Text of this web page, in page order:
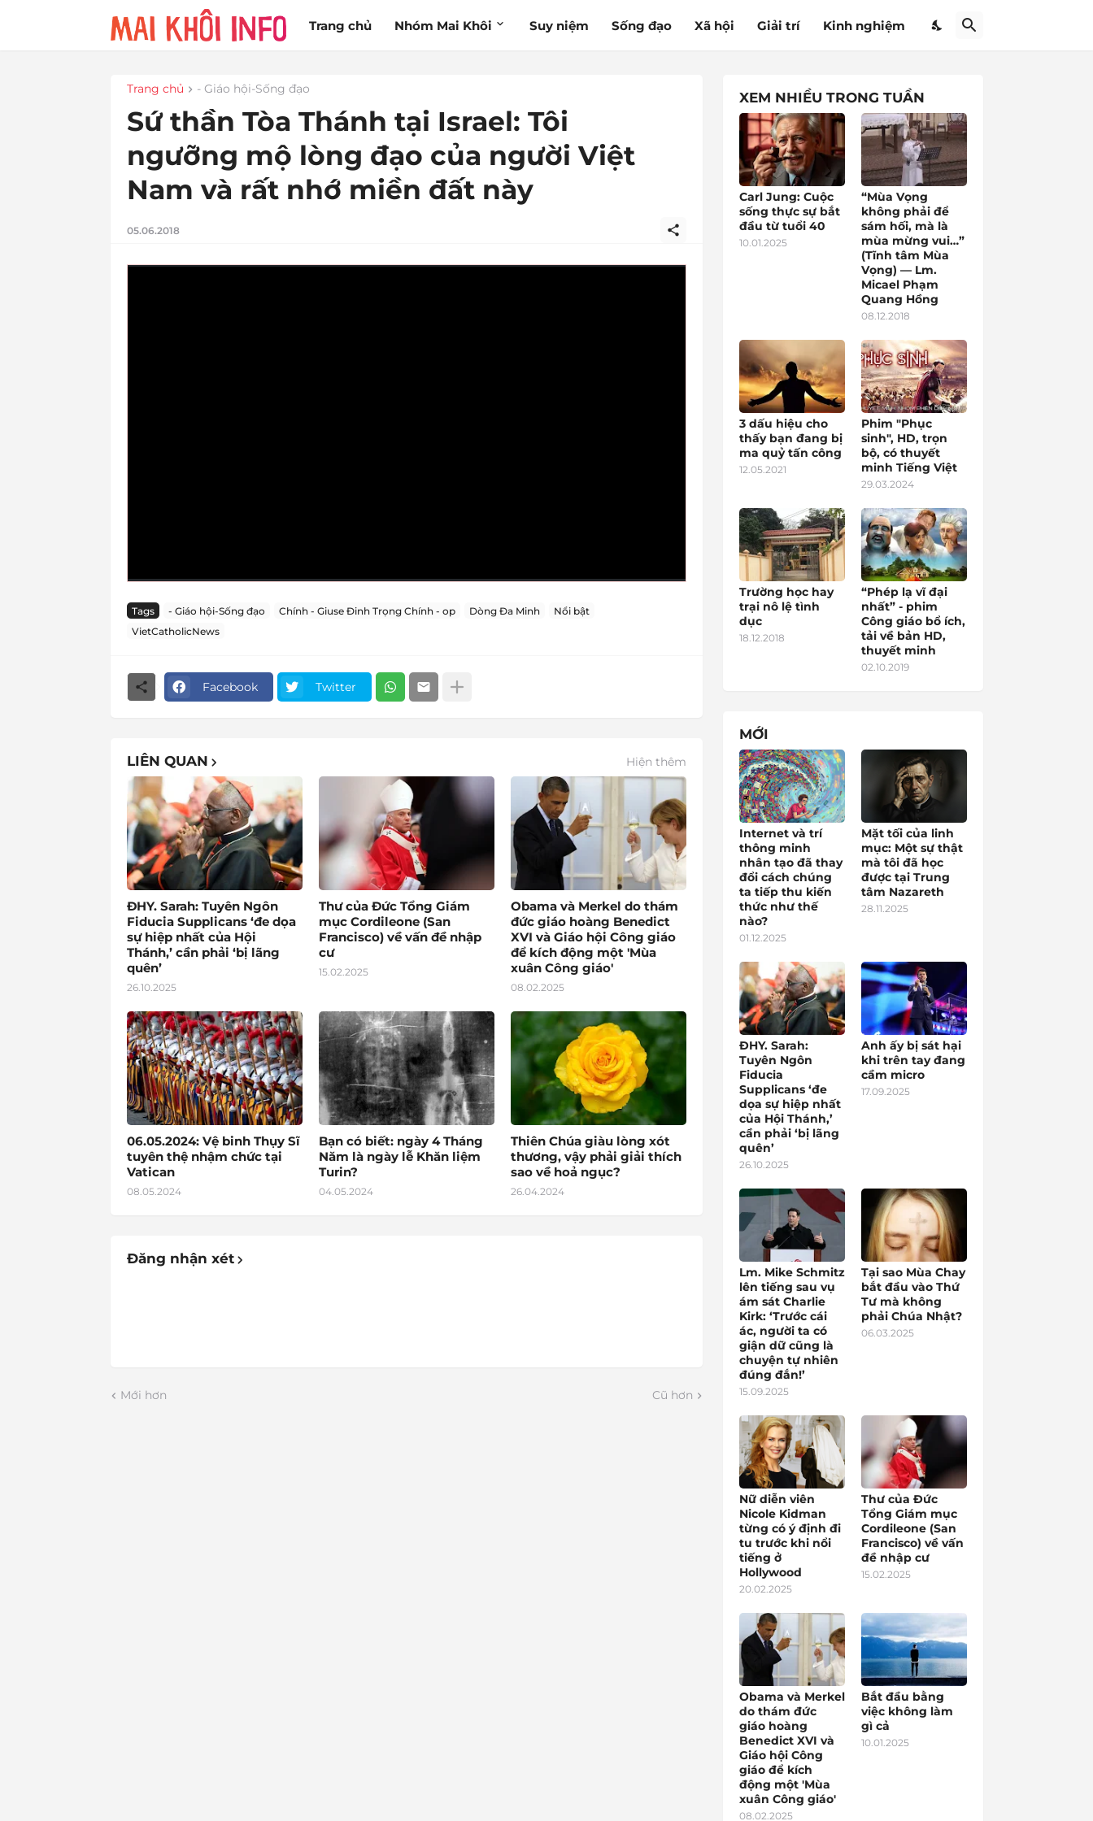
Trang chủ Nhóm Mai Khôi Suy niệm Sống đạo Xã hội Giải trí Kinh nghiệm
Trang chủ - Giáo hội-Sống đạo
Sứ thần Tòa Thánh tại Israel: Tôi
ngưỡng mộ lòng đạo của người Việt
Nam và rất nhớ miền đất này
05.06.2018
Tags - Giáo hội-Sống đạo Chính - Giuse Đinh Trọng Chính - op Dòng Đa Minh
Nổi bật
VietCatholicNews
Facebook Twitter
LIÊN QUAN Hiện thêm
ĐHY. Sarah: Tuyên Ngôn
Fiducia Supplicans ‘đe dọa
sự hiệp nhất của Hội
Thánh,’ cần phải ‘bị lãng
quên’
26.10.2025
Thư của Đức Tổng Giám
mục Cordileone (San
Francisco) về vấn đề nhập
cư
15.02.2025
Obama và Merkel do thám
đức giáo hoàng Benedict
XVI và Giáo hội Công giáo
để kích động một 'Mùa
xuân Công giáo'
08.02.2025
06.05.2024: Vệ binh Thụy Sĩ
tuyên thệ nhậm chức tại
Vatican
08.05.2024
Bạn có biết: ngày 4 Tháng
Năm là ngày lễ Khăn liệm
Turin?
04.05.2024
Thiên Chúa giàu lòng xót
thương, vậy phải giải thích
sao về hoả ngục?
26.04.2024
Đăng nhận xét
Mới hơn Cũ hơn
XEM NHIỀU TRONG TUẦN
Carl Jung: Cuộc
sống thực sự bắt
đầu từ tuổi 40
10.01.2025
“Mùa Vọng
không phải để
sám hối, mà là
mùa mừng vui…”
(Tĩnh tâm Mùa
Vọng) — Lm.
Micael Phạm
Quang Hồng
08.12.2018
3 dấu hiệu cho
thấy bạn đang bị
ma quỷ tấn công
12.05.2021
Phim "Phục
sinh", HD, trọn
bộ, có thuyết
minh Tiếng Việt
29.03.2024
Trường học hay
trại nô lệ tình
dục
18.12.2018
“Phép lạ vĩ đại
nhất” - phim
Công giáo bổ ích,
tải về bản HD,
thuyết minh
02.10.2019
MỚI
Internet và trí
thông minh
nhân tạo đã thay
đổi cách chúng
ta tiếp thu kiến
thức như thế
nào?
01.12.2025
Mặt tối của linh
mục: Một sự thật
mà tôi đã học
được tại Trung
tâm Nazareth
28.11.2025
ĐHY. Sarah:
Tuyên Ngôn
Fiducia
Supplicans ‘đe
dọa sự hiệp nhất
của Hội Thánh,’
cần phải ‘bị lãng
quên’
26.10.2025
Anh ấy bị sát hại
khi trên tay đang
cầm micro
17.09.2025
Lm. Mike Schmitz
lên tiếng sau vụ
ám sát Charlie
Kirk: ‘Trước cái
ác, người ta có
giận dữ cũng là
chuyện tự nhiên
đúng đắn!’
15.09.2025
Tại sao Mùa Chay
bắt đầu vào Thứ
Tư mà không
phải Chúa Nhật?
06.03.2025
Nữ diễn viên
Nicole Kidman
từng có ý định đi
tu trước khi nổi
tiếng ở
Hollywood
20.02.2025
Thư của Đức
Tổng Giám mục
Cordileone (San
Francisco) về vấn
đề nhập cư
15.02.2025
Obama và Merkel
do thám đức
giáo hoàng
Benedict XVI và
Giáo hội Công
giáo để kích
động một 'Mùa
xuân Công giáo'
08.02.2025
Bắt đầu bằng
việc không làm
gì cả
10.01.2025